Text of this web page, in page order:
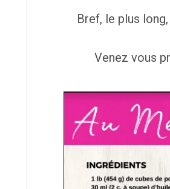
Bref, le plus
Venez vous